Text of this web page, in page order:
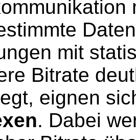
mit
Bitrate
eignen
. Dabei